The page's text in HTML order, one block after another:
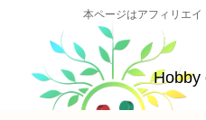
本ページはアフィリエ
Hobby